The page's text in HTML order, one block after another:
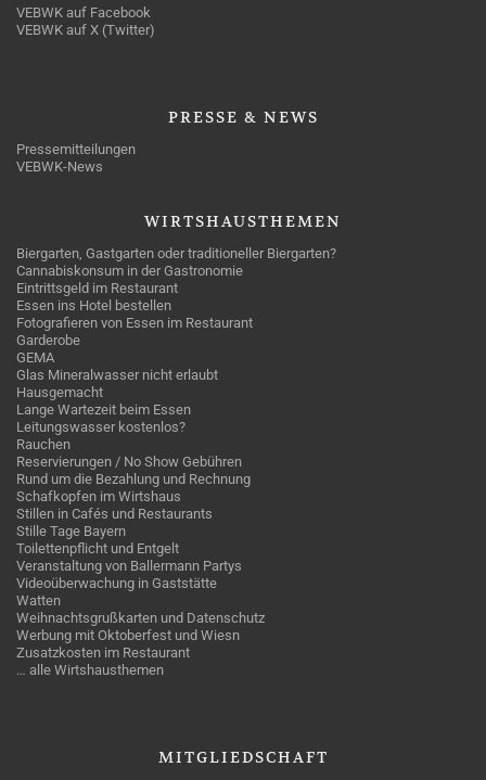
VEBWK auf Facebook
VEBWK auf X (Twitter)
PRESSE & NEWS
Pressemitteilungen
VEBWK-News
WIRTSHAUSTHEMEN
Biergarten, Gastgarten oder traditioneller Biergarten?
Cannabiskonsum in der Gastronomie
Eintrittsgeld im Restaurant
Essen ins Hotel bestellen
Fotografieren von Essen im Restaurant
Garderobe
GEMA
Glas Mineralwasser nicht erlaubt
Hausgemacht
Lange Wartezeit beim Essen
Leitungswasser kostenlos?
Rauchen
Reservierungen / No Show Gebühren
Rund um die Bezahlung und Rechnung
Schafkopfen im Wirtshaus
Stillen in Cafés und Restaurants
Stille Tage Bayern
Toilettenpflicht und Entgelt
Veranstaltung von Ballermann Partys
Videoüberwachung in Gaststätte
Watten
Weihnachtsgrußkarten und Datenschutz
Werbung mit Oktoberfest und Wiesn
Zusatzkosten im Restaurant
… alle Wirtshausthemen
MITGLIEDSCHAFT